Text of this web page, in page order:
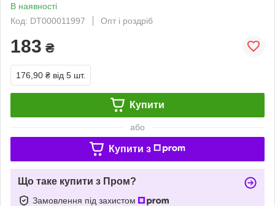
В наявності
Код: DT000011997
Опт і роздріб
183 ₴
176,90 ₴ від 5 шт.
Купити
або
Купити з
Що таке купити з Пром?
Замовлення під захистом